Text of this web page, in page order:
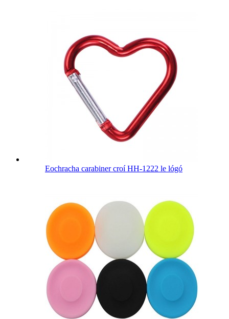
Eochracha carabiner croí HH-1222 le lógó